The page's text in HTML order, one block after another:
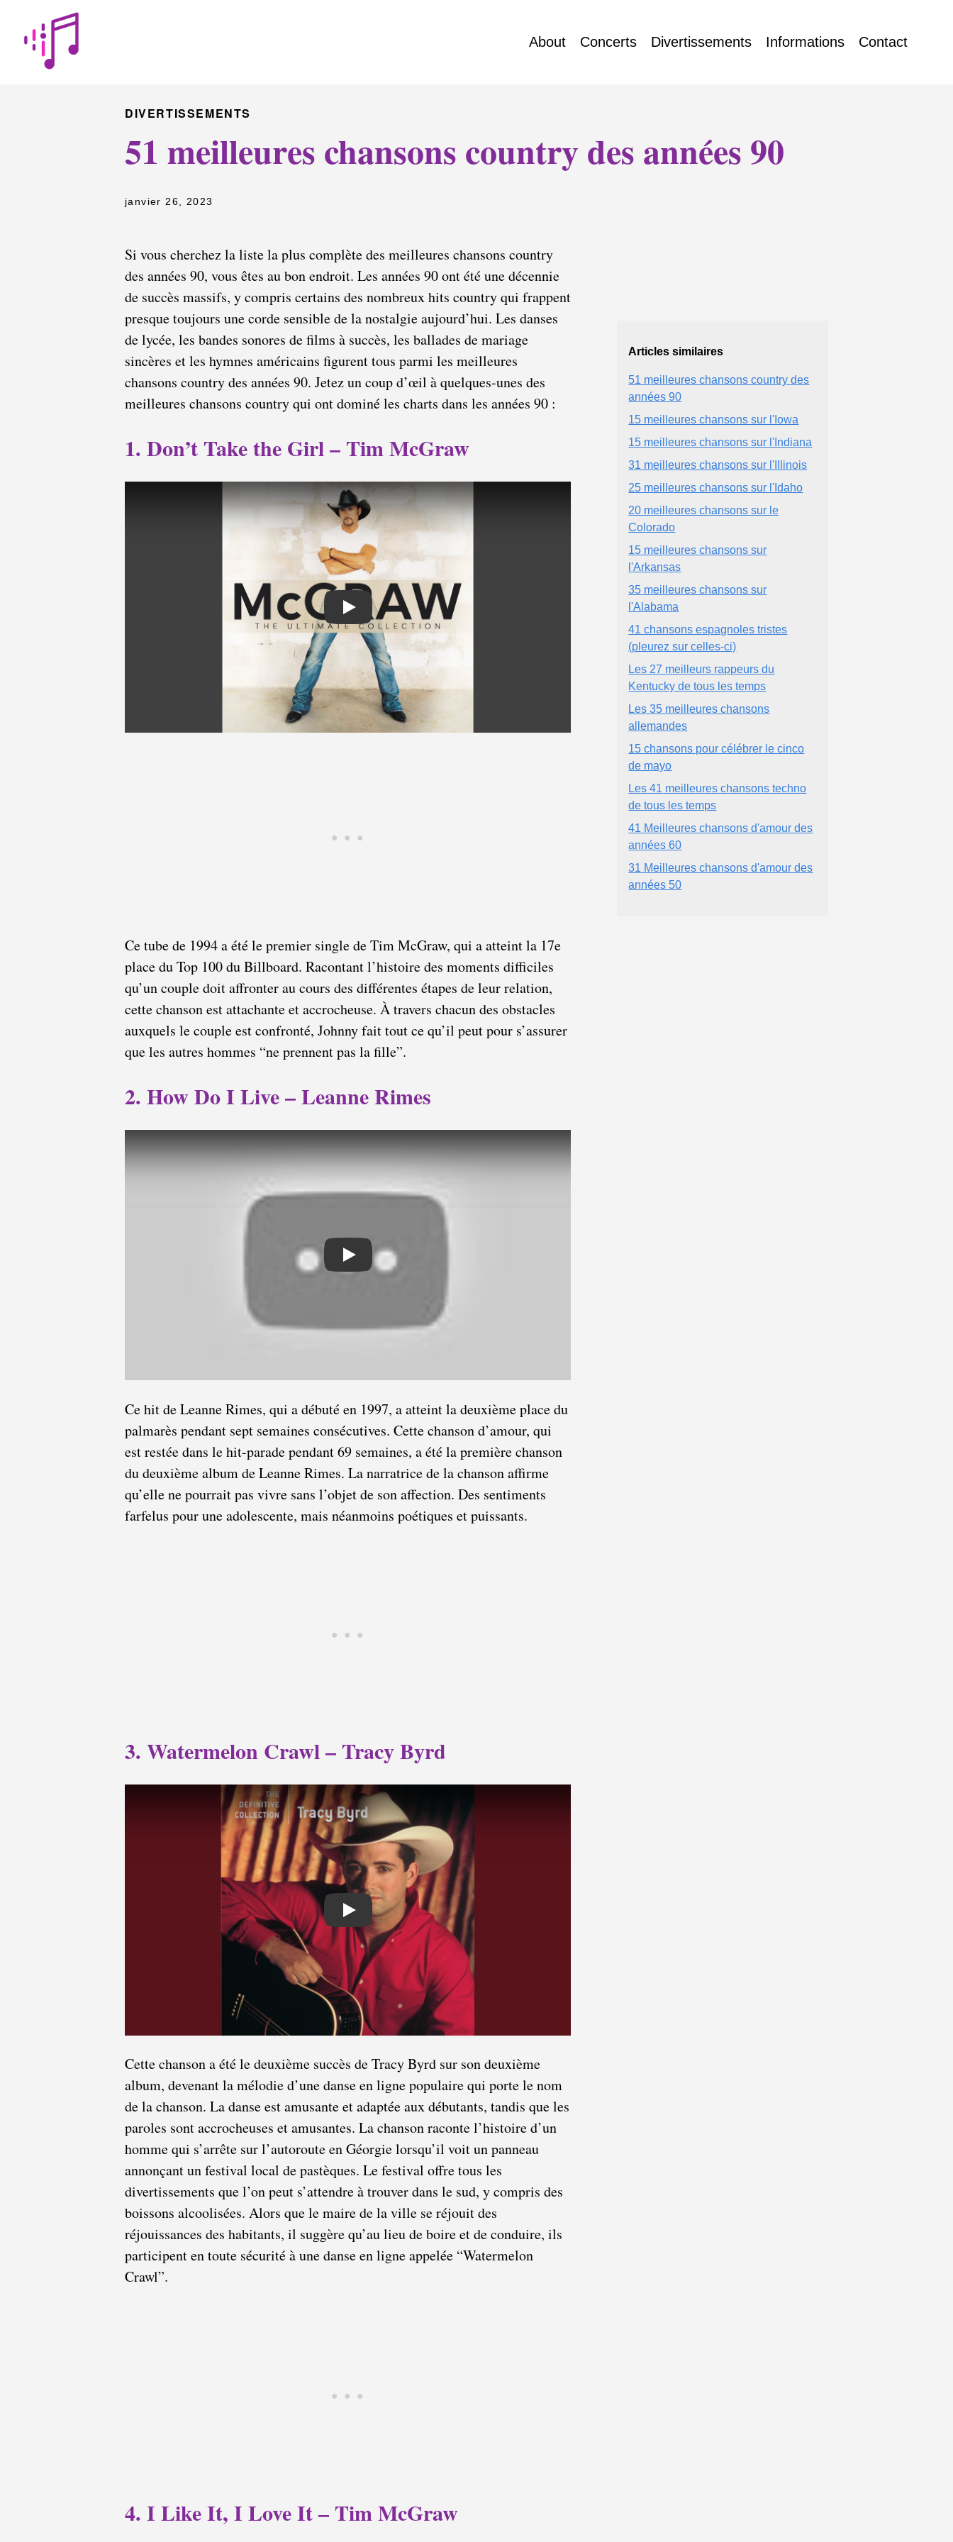
About Concerts Divertissements Informations Contact
DIVERTISSEMENTS
51 meilleures chansons country des années 90
janvier 26, 2023
Si vous cherchez la liste la plus complète des meilleures chansons country
des années 90, vous êtes au bon endroit. Les années 90 ont été une décennie
de succès massifs, y compris certains des nombreux hits country qui frappent
presque toujours une corde sensible de la nostalgie aujourd’hui. Les danses
de lycée, les bandes sonores de films à succès, les ballades de mariage
sincères et les hymnes américains figurent tous parmi les meilleures
chansons country des années 90. Jetez un coup d’œil à quelques-unes des
meilleures chansons country qui ont dominé les charts dans les années 90 :
1. Don’t Take the Girl – Tim McGraw
Play
Ce tube de 1994 a été le premier single de Tim McGraw, qui a atteint la 17e
place du Top 100 du Billboard. Racontant l’histoire des moments difficiles
qu’un couple doit affronter au cours des différentes étapes de leur relation,
cette chanson est attachante et accrocheuse. À travers chacun des obstacles
auxquels le couple est confronté, Johnny fait tout ce qu’il peut pour s’assurer
que les autres hommes “ne prennent pas la fille”.
2. How Do I Live – Leanne Rimes
Play
Ce hit de Leanne Rimes, qui a débuté en 1997, a atteint la deuxième place du
palmarès pendant sept semaines consécutives. Cette chanson d’amour, qui
est restée dans le hit-parade pendant 69 semaines, a été la première chanson
du deuxième album de Leanne Rimes. La narratrice de la chanson affirme
qu’elle ne pourrait pas vivre sans l’objet de son affection. Des sentiments
farfelus pour une adolescente, mais néanmoins poétiques et puissants.
3. Watermelon Crawl – Tracy Byrd
Play
Cette chanson a été le deuxième succès de Tracy Byrd sur son deuxième
album, devenant la mélodie d’une danse en ligne populaire qui porte le nom
de la chanson. La danse est amusante et adaptée aux débutants, tandis que les
paroles sont accrocheuses et amusantes. La chanson raconte l’histoire d’un
homme qui s’arrête sur l’autoroute en Géorgie lorsqu’il voit un panneau
annonçant un festival local de pastèques. Le festival offre tous les
divertissements que l’on peut s’attendre à trouver dans le sud, y compris des
boissons alcoolisées. Alors que le maire de la ville se réjouit des
réjouissances des habitants, il suggère qu’au lieu de boire et de conduire, ils
participent en toute sécurité à une danse en ligne appelée “Watermelon
Crawl”.
4. I Like It, I Love It – Tim McGraw
Articles similaires
51 meilleures chansons country des
années 90
15 meilleures chansons sur l'Iowa
15 meilleures chansons sur l'Indiana
31 meilleures chansons sur l'Illinois
25 meilleures chansons sur l'Idaho
20 meilleures chansons sur le
Colorado
15 meilleures chansons sur
l'Arkansas
35 meilleures chansons sur
l'Alabama
41 chansons espagnoles tristes
(pleurez sur celles-ci)
Les 27 meilleurs rappeurs du
Kentucky de tous les temps
Les 35 meilleures chansons
allemandes
15 chansons pour célébrer le cinco
de mayo
Les 41 meilleures chansons techno
de tous les temps
41 Meilleures chansons d'amour des
années 60
31 Meilleures chansons d'amour des
années 50